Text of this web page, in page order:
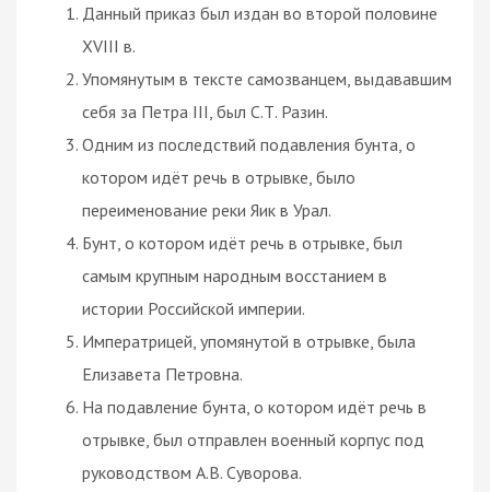
Данный приказ был издан во второй половине
XVIII в.
Упомянутым в тексте самозванцем, выдававшим
себя за Петра III, был С.Т. Разин.
Одним из последствий подавления бунта, о
котором идёт речь в отрывке, было
переименование реки Яик в Урал.
Бунт, о котором идёт речь в отрывке, был
самым крупным народным восстанием в
истории Российской империи.
Императрицей, упомянутой в отрывке, была
Елизавета Петровна.
На подавление бунта, о котором идёт речь в
отрывке, был отправлен военный корпус под
руководством А.В. Суворова.